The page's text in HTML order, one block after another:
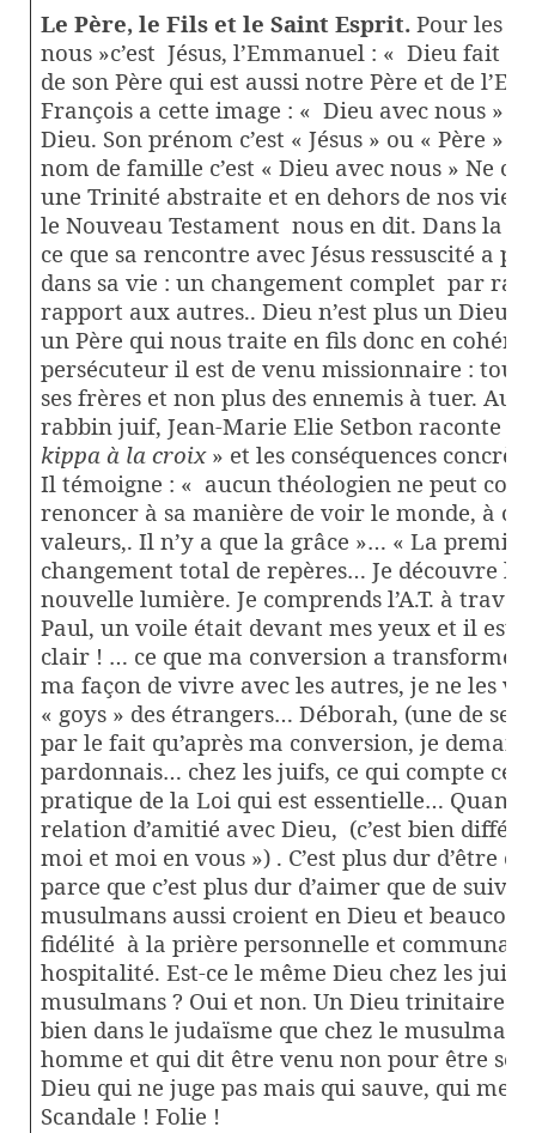
Le Père, le Fils et le Saint Esprit. Pour les
nous »c’est Jésus, l’Emmanuel : « Dieu fait
de son Père qui est aussi notre Père et de
François a cette image : « Dieu avec nous »
Dieu. Son prénom c’est « Jésus » ou « Père »
nom de famille c’est « Dieu avec nous » Ne
une Trinité abstraite et en dehors de nos
le Nouveau Testament nous en dit. Dans la
ce que sa rencontre avec Jésus ressuscité a
dans sa vie : un changement complet par
rapport aux autres.. Dieu n’est plus un Dieu
un Père qui nous traite en fils donc en
persécuteur il est de venu missionnaire : tous
ses frères et non plus des ennemis à tuer.
rabbin juif, Jean-Marie Elie Setbon raconte
kippa à la croix» et les conséquences
Il témoigne : « aucun théologien ne peut
renoncer à sa manière de voir le monde, à ce
valeurs,. Il n’y a que la grâce »… « La
changement total de repères… Je découvre
nouvelle lumière. Je comprends l’A.T. à
Paul, un voile était devant mes yeux et il est
clair ! … ce que ma conversion a transformé
ma façon de vivre avec les autres, je ne les
« goys » des étrangers… Déborah, (une de ses
par le fait qu’après ma conversion, je
pardonnais… chez les juifs, ce qui compte ce
pratique de la Loi qui est essentielle… Quand
relation d’amitié avec Dieu, (c’est bien
moi et moi en vous ») . C’est plus dur d’être
parce que c’est plus dur d’aimer que de
musulmans aussi croient en Dieu et
fidélité à la prière personnelle et
hospitalité. Est-ce le même Dieu chez les juifs
musulmans ? Oui et non. Un Dieu trinitaire
bien dans le judaïsme que chez le
homme et qui dit être venu non pour être
Dieu qui ne juge pas mais qui sauve, qui
Scandale ! Folie !